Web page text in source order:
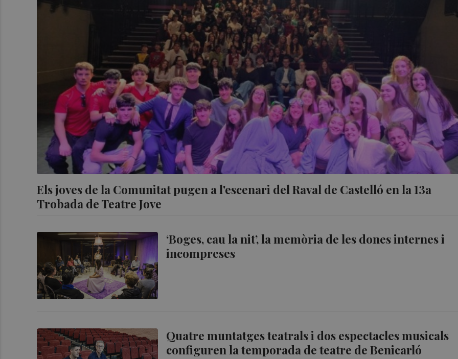
Els joves de la Comunitat pugen a l'escenari del Raval de Castelló en la 13a
Trobada de Teatre Jove
‘Boges, cau la nit’, la memòria de les dones internes i
incompreses
Quatre muntatges teatrals i dos espectacles musicals
configuren la temporada de teatre de Benicarló